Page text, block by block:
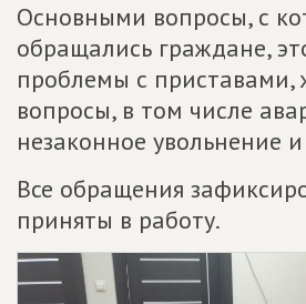
Основными вопросы, с
обращались граждане,
проблемы с
вопросы, в том числе
незаконное увольнение
Все обращения
приняты в работу.